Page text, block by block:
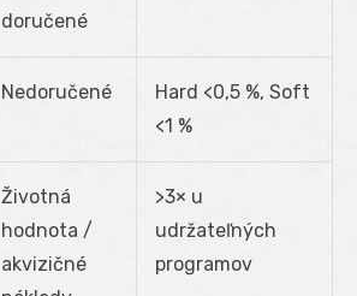
doručené
Nedoručené
Hard <0,5 %, Soft
<1 %
Životná
hodnota /
akvizičné
>3× u
udržateľných
programov